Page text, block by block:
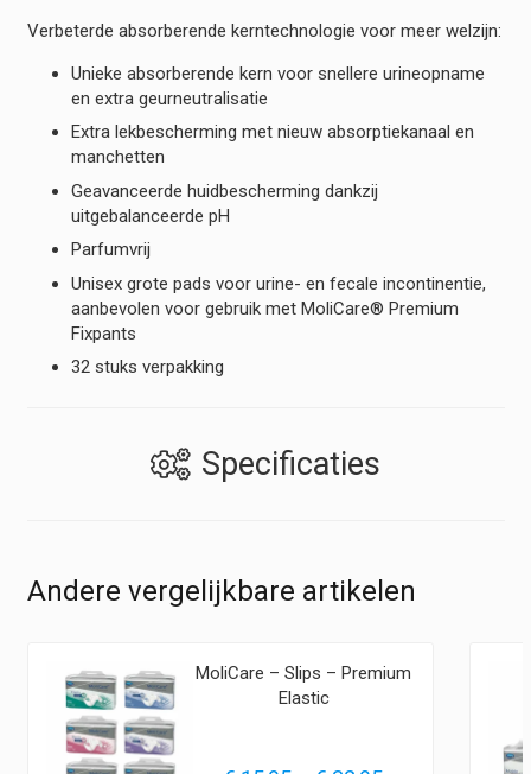
Verbeterde absorberende kerntechnologie voor meer welzijn:
Unieke absorberende kern voor snellere urineopname
en extra geurneutralisatie
Extra lekbescherming met nieuw absorptiekanaal en
manchetten
Geavanceerde huidbescherming dankzij
uitgebalanceerde pH
Parfumvrij
Unisex grote pads voor urine- en fecale incontinentie,
aanbevolen voor gebruik met MoliCare® Premium
Fixpants
32 stuks verpakking
Specificaties
Andere vergelijkbare artikelen
MoliCare – Slips – Premium
Elastic